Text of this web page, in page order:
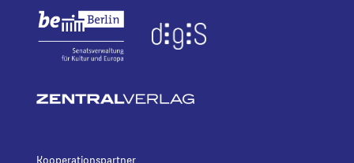
Kooperationspartner